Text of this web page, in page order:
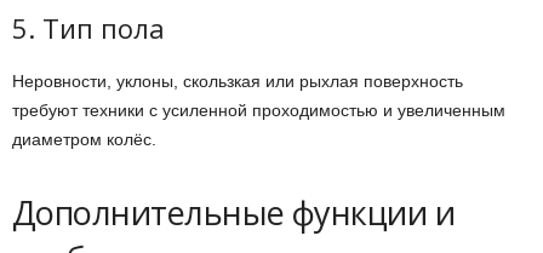
5. Тип пола
Неровности, уклоны, скользкая или рыхлая поверхность
требуют техники с усиленной проходимостью и увеличенным
диаметром колёс.
Дополнительные функции и